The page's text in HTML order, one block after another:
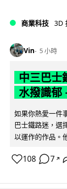
商業科技 3D
Vin 5 小時
中三巴士
水撥識郁
如果你熱愛一件
巴士鐵路迷，選
以運作的作品。
108 7 ↗